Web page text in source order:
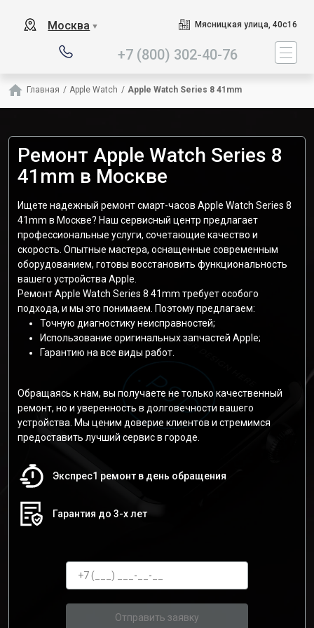
Москва ▼ Мясницкая улица, 40с16
+7 (800) 302-40-76
Главная / Apple Watch / Apple Watch Series 8 41mm
Ремонт Apple Watch Series 8
41mm в Москве
Ищете надежный ремонт смарт-часов Apple Watch Series 8
41mm в Москве? Наш сервисный центр предлагает
профессиональные услуги, сочетающие качество и
скорость. Опытные мастера, оснащенные современным
оборудованием, готовы восстановить функциональность
вашего устройства Apple.
Ремонт Apple Watch Series 8 41mm требует особого
подхода, и мы это понимаем. Поэтому предлагаем:
Точную диагностику неисправностей;
Использование оригинальных запчастей Apple;
Гарантию на все виды работ.
Обращаясь к нам, вы получаете не только качественный
ремонт, но и уверенность в долговечности вашего
устройства. Мы ценим доверие клиентов и стремимся
предоставить лучший сервис в городе.
Экспрес1 ремонт в день обращения
Гарантия до 3-х лет
Отправить заявку